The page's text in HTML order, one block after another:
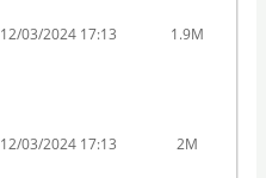
12/03/2024 17:13 1.9M
12/03/2024 17:13 2M